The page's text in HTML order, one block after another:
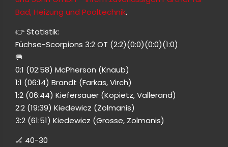
Bad, Heizung und Pooltechnik.
👉 Statistik:
Füchse-Scorpions 3:2 OT (2:2)(0:0)(0:0)(1:0)
🥅
0:1 (02:58) McPherson (Knaub)
1:1 (06:14) Brandt (Farkas, Virch)
1:2 (06:44) Kiefersauer (Kopietz, Vallerand)
2:2 (19:39) Kiedewicz (Zolmanis)
3:2 (61:51) Kiedewicz (Grosse, Zolmanis)
🏒 40-30